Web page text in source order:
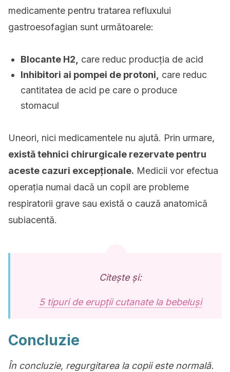
medicamente pentru tratarea refluxului
gastroesofagian sunt următoarele:
Blocante H2,
care reduc producția de acid
Inhibitori ai pompei de protoni,
care reduc
cantitatea de acid pe care o produce
stomacul
Uneori, nici medicamentele nu ajută. Prin urmare,
există tehnici chirurgicale rezervate pentru
aceste cazuri excepționale. Medicii vor efectua
operația numai dacă un copil are probleme
respiratorii grave sau există o cauză anatomică
subiacentă.
Citește și:
5 tipuri de erupții cutanate la bebeluși
Concluzie
În concluzie, regurgitarea la copii este normală.